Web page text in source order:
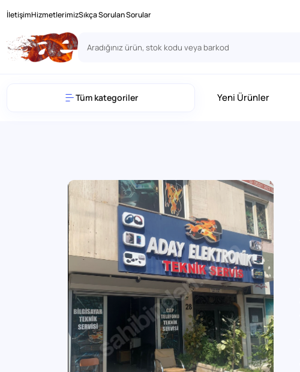
İletişimHizmetlerimizSıkça Sorulan Sorular
Tüm kategoriler Yeni Ürünler